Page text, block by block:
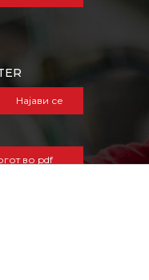
Најави се
во pdf